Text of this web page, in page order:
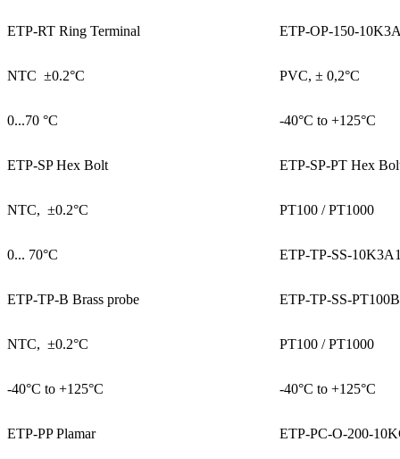
ETP-RT Ring Terminal ETP-OP-150-
NTC ±0.2°C PVC, ± 0,2°C
0...70 °C -40°C to +125°C
ETP-SP Hex Bolt ETP-SP-PT Hex
NTC, ±0.2°C PT100 / PT1000
0... 70°C ETP-TP-SS-
ETP-TP-B Brass probe ETP-TP-SS-PT100B
NTC, ±0.2°C PT100 / PT1000
-40°C to +125°C -40°C to +125°C
ETP-PP Plamar ETP-PC-O-200-